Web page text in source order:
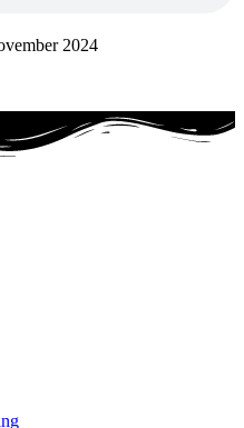
2024